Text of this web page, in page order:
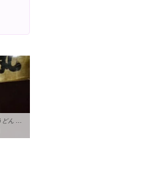
手打ちうどん 鶴丸 （高松 讃岐うどん カレーうどん グルメ おすすめ 人気）